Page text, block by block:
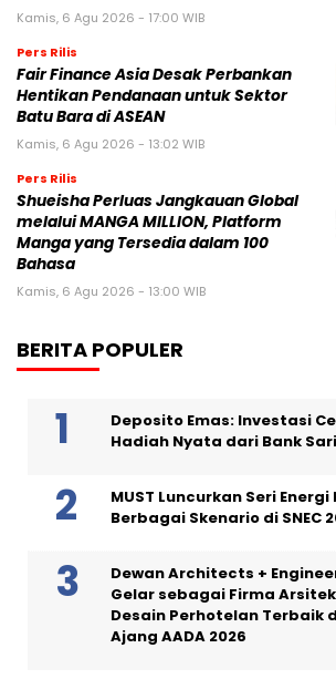
Kamis, 6 Agu 2026 - 17:00 WIB
Pers Rilis
Fair Finance Asia Desak Perbankan
Hentikan Pendanaan untuk Sektor
Batu Bara di ASEAN
Kamis, 6 Agu 2026 - 13:02 WIB
Pers Rilis
Shueisha Perluas Jangkauan Global
melalui MANGA MILLION, Platform
Manga yang Tersedia dalam 100
Bahasa
Kamis, 6 Agu 2026 - 13:00 WIB
BERITA POPULER
Deposito Emas: Investasi
Hadiah Nyata dari Bank
MUST Luncurkan Seri
Berbagai Skenario di SNEC
Dewan Architects +
Gelar sebagai Firma
Desain Perhotelan Terbaik
Ajang AADA 2026